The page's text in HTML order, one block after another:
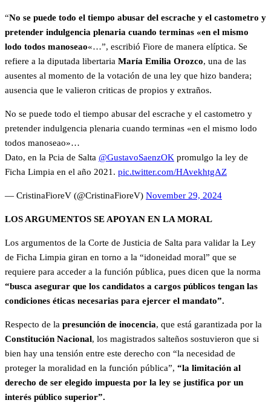
“No se puede todo el tiempo abusar del escrache y el castometro y
pretender indulgencia plenaria cuando terminas «en el mismo
lodo todos manoseao«…”, escribió Fiore de manera elíptica. Se
refiere a la diputada libertaria María Emilia Orozco, una de las
ausentes al momento de la votación de una ley que hizo bandera;
ausencia que le valieron criticas de propios y extraños.
No se puede todo el tiempo abusar del escrache y el castometro y
pretender indulgencia plenaria cuando terminas «en el mismo lodo
todos manoseao»…
Dato, en la Pcia de Salta @GustavoSaenzOK promulgo la ley de
Ficha Limpia en el año 2021. pic.twitter.com/HAvekhtgAZ
— CristinaFioreV (@CristinaFioreV) November 29, 2024
LOS ARGUMENTOS SE APOYAN EN LA MORAL
Los argumentos de la Corte de Justicia de Salta para validar la Ley
de Ficha Limpia giran en torno a la “idoneidad moral” que se
requiere para acceder a la función pública, pues dicen que la norma
“busca asegurar que los candidatos a cargos públicos tengan las
condiciones éticas necesarias para ejercer el mandato”.
Respecto de la presunción de inocencia, que está garantizada por la
Constitución Nacional, los magistrados salteños sostuvieron que si
bien hay una tensión entre este derecho con “la necesidad de
proteger la moralidad en la función pública”, “la limitación al
derecho de ser elegido impuesta por la ley se justifica por un
interés público superior”.